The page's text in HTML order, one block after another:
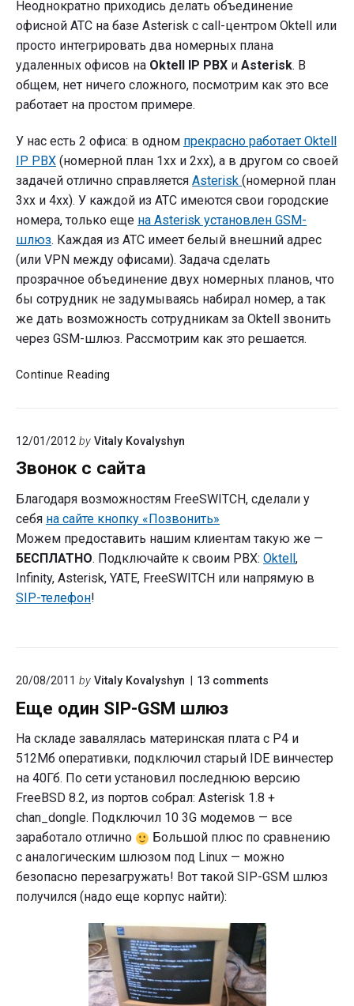
Asterisk"
Неоднократно приходись делать объединение
офисной АТС на базе Asterisk с call-центром Oktell или
просто интегрировать два номерных плана
удаленных офисов на Oktell IP PBX и Asterisk. В
общем, нет ничего сложного, посмотрим как это все
работает на простом примере.
У нас есть 2 офиса: в одном прекрасно работает Oktell
IP PBX (номерной план 1хх и 2хх), а в другом со своей
задачей отлично справляется Asterisk (номерной план
3хх и 4хх). У каждой из АТС имеются свои городские
номера, только еще на Asterisk установлен GSM-
шлюз. Каждая из АТС имеет белый внешний адрес
(или VPN между офисами). Задача сделать
прозрачное объединение двух номерных планов, что
бы сотрудник не задумываясь набирал номер, а так
же дать возможность сотрудникам за Oktell звонить
через GSM-шлюз. Рассмотрим как это решается.
Continue Reading
и
Asterisk
12/01/2012 by Vitaly Kovalyshyn
Звонок с сайта
Благодаря возможностям FreeSWITCH, сделали у
себя на сайте кнопку «Позвонить»
Можем предоставить нашим клиентам такую же —
БЕСПЛАТНО. Подключайте к своим PBX: Oktell,
Infinity, Asterisk, YATE, FreeSWITCH или напрямую в
SIP-телефон!
20/08/2011 by Vitaly Kovalyshyn 13 comments
GSM
шлюз"
Еще один SIP-GSM шлюз
На складе завалялась материнская плата с P4 и
512Мб оперативки, подключил старый IDE винчестер
на 40Гб. По сети установил последнюю версию
FreeBSD 8.2, из портов собрал: Asterisk 1.8 +
chan_dongle. Подключил 10 3G модемов — все
заработало отлично
Большой плюс по сравнению
с аналогическим шлюзом под Linux — можно
безопасно перезагружать! Вот такой SIP-GSM шлюз
получился (надо еще корпус найти):